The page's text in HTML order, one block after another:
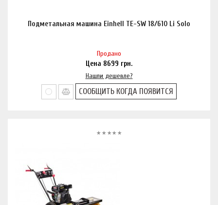
Подметальная машина Einhell TE-SW 18/610 Li Solo
Продано
Цена 8699 грн.
Нашли дешевле?
СООБЩИТЬ КОГДА ПОЯВИТСЯ